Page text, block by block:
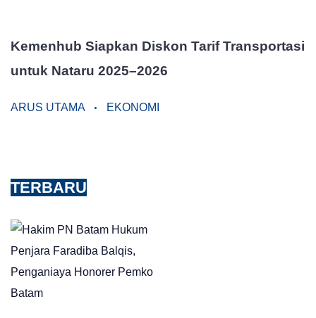
Kemenhub Siapkan Diskon Tarif Transportasi
untuk Nataru 2025–2026
ARUS UTAMA EKONOMI
TERBARU